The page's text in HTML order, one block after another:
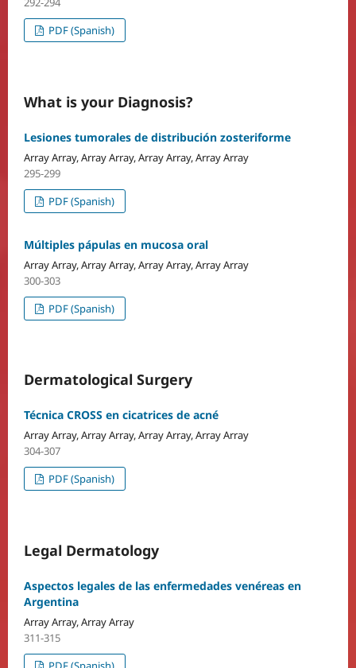
PDF (Spanish)
What is your Diagnosis?
Lesiones tumorales de distribución zosteriforme
Array Array, Array Array, Array Array, Array Array
295-299
PDF (Spanish)
Múltiples pápulas en mucosa oral
Array Array, Array Array, Array Array, Array Array
300-303
PDF (Spanish)
Dermatological Surgery
Técnica CROSS en cicatrices de acné
Array Array, Array Array, Array Array, Array Array
304-307
PDF (Spanish)
Legal Dermatology
Aspectos legales de las enfermedades venéreas en
Argentina
Array Array, Array Array
311-315